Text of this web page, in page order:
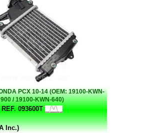
PCX 10-14 (OEM: 19100-KWN-
900 / 19100-KWN-640)
REF. 093600T
Inc.)